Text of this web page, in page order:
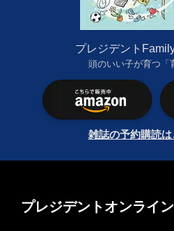
プレジデント
頭のいい子が育つ「
雑誌の予約購読
プレジデントオンライ